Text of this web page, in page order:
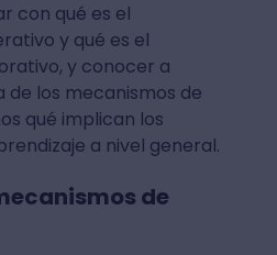
con qué es el
y qué es el
y conocer a
los mecanismos de
qué implican los
a nivel general.
de